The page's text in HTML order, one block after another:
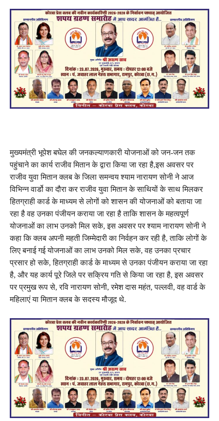
मुख्यमंत्री भूपेश बघेल की जनकल्याणकारी योजनाओं को जन-जन तक
पहुंचाने का कार्य राजीव मितान के द्वारा किया जा रहा है,इस अवसर पर
राजीव युवा मितान क्लब के जिला समन्वय श्याम नारायण सोनी ने आज
विभिन्न वार्डो का दौरा कर राजीव युवा मितान के साथियों के साथ मिलकर
हितग्राही कार्ड के माध्यम से लोगों को शासन की योजनाओं को बताया जा
रहा है वह उनका पंजीयन कराया जा रहा है ताकि शासन के महत्वपूर्ण
योजनाओं का लाभ उनको मिल सके, इस अवसर पर श्याम नारायण सोनी ने
कहा कि क्लब अपनी महती जिम्मेदारी का निर्वहन कर रही है, ताकि लोगों के
लिए बनाई गई योजनाओं का लाभ उनको मिल सके, वह उनका प्रचार
प्रसार हो सके, हितग्राही कार्ड के माध्यम से उनका पंजीयन कराया जा रहा
है, और यह कार्य पूरे जिले पर सक्रिय गति से किया जा रहा है, इस अवसर
पर प्रमुख रूप से, रवि नारायण सोनी, रमेश दास महंत, पल्लवी, वह वार्ड के
महिलाएं या मितान क्लब के सदस्य मौजूद थे.